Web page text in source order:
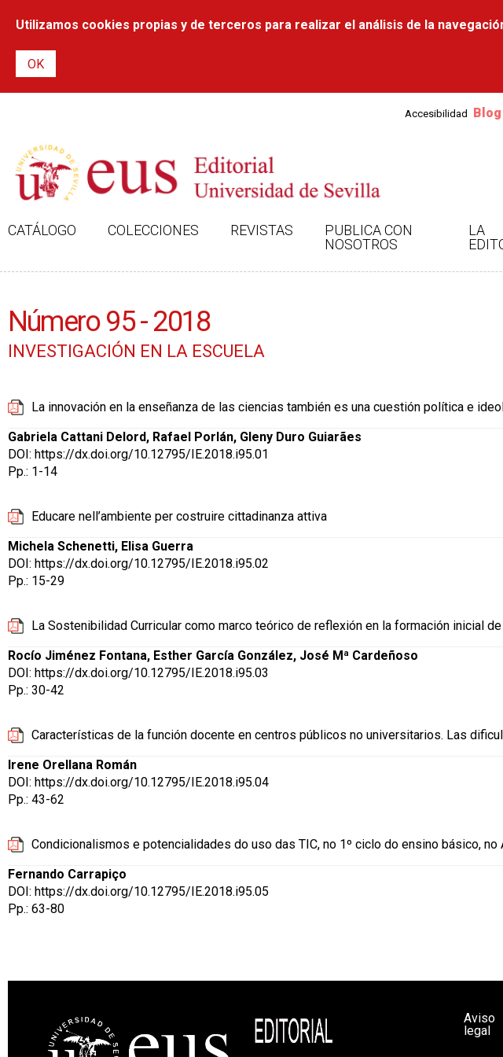
Utilizamos cookies propias y de terceros para realizar el análisis de la
Accesibilidad Blog
CATÁLOGO COLECCIONES REVISTAS
PUBLICA CON
NOSOTROS
LA
Número 95 - 2018
INVESTIGACIÓN EN LA ESCUELA
La innovación en la enseñanza de las ciencias también es una cuestión política e
Gabriela Cattani Delord, Rafael Porlán, Gleny Duro Guiarães
DOI: https://dx.doi.org/10.12795/IE.2018.i95.01
Pp.: 1-14
Educare nell’ambiente per costruire cittadinanza attiva
Michela Schenetti, Elisa Guerra
DOI: https://dx.doi.org/10.12795/IE.2018.i95.02
Pp.: 15-29
La Sostenibilidad Curricular como marco teórico de reflexión en la formación inicial
Rocío Jiménez Fontana, Esther García González, José Mª Cardeñoso
DOI: https://dx.doi.org/10.12795/IE.2018.i95.03
Pp.: 30-42
Características de la función docente en centros públicos no universitarios. Las
Irene Orellana Román
DOI: https://dx.doi.org/10.12795/IE.2018.i95.04
Pp.: 43-62
Condicionalismos e potencialidades do uso das TIC, no 1º ciclo do ensino básico,
Fernando Carrapiço
DOI: https://dx.doi.org/10.12795/IE.2018.i95.05
Pp.: 63-80
Aviso
legal